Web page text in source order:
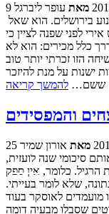
מאת עופר ליברגל
לפני שפנה לציין כי
כלל מכירים: הוא לא
הזו זכרתי יותר טוב
ישנות על מנת להיזכר
ששם… להמשך קריאה
מאת אורון שמיר
כל אותם סיכומי שנה לועזית,
כלומר, אין ספק
שלא לומר בעייתי.
שיהיו מועמדים לאוסקר בעוד
שסבלו מבעיה דומה